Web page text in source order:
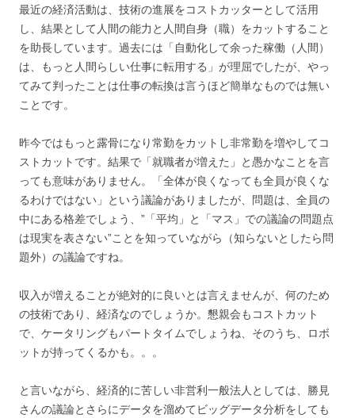
最近の経済活動は、技術の進展をコストカッターとして活用
し、結果として人間の能力と人間自身（職）をカットすること
を助長しています。過去には「自動化して余った稼働（人間）
は、もっと人間らしい仕事に転用する」が理屈でしたが、やっ
てみて判ったことは仕事の転換は言うほど簡単なものでは無い
ことです。
昨今ではもっと露骨になり常勤をカットし非常勤を増やしてコ
ストカットです。結果で「就職者が増えた」と愚かなことを言
っても意味がありません。「全体が良くなっても全員が良くな
るわけではない」という議論がありましたが、問題は、全員の
中にある格差でしょう、”「平均」と「マス」での議論の問題点
は現実を表さない”ことを知っていながら（知らないとしたら問
題外）の議論ですね。
収入が増えることが絶対的に良いとは言えませんが、何のため
の技術であり、経済なのでしょうか。懇親会もコストカット
で、ケータリングもパートタイムでしょうね、そのうち、ロボ
ットが持ってくるかも。。。
と言いながら、経済的に苦しい非営利一般法人としては、勝見
さんの議論とさらにデータを溜めてビッグデータ分析をしても